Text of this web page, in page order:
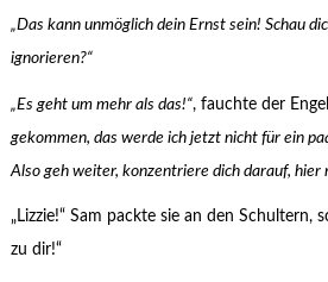
„Das kann unmöglich dein Ernst sein! Schau
ignorieren?“
„Es geht um mehr als das!“, fauchte der
gekommen, das werde ich jetzt nicht für ein
Also geh weiter, konzentriere dich darauf, hier
„Lizzie!“ Sam packte sie an den Schultern,
zu dir!“